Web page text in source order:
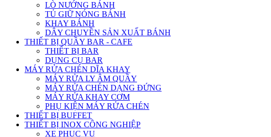
LÒ NƯỚNG BÁNH
TỦ GIỮ NÓNG BÁNH
KHAY BÁNH
DÂY CHUYỀN SẢN XUẤT BÁNH
THIẾT BỊ QUẦY BAR - CAFE
THIẾT BỊ BAR
DỤNG CỤ BAR
MÁY RỬA CHÉN DĨA KHAY
MÁY RỬA LY ÂM QUẦY
MÁY RỬA CHÉN DẠNG ĐỨNG
MÁY RỬA KHAY CƠM
PHỤ KIỆN MÁY RỬA CHÉN
THIẾT BỊ BUFFET
THIẾT BỊ INOX CÔNG NGHIỆP
XE PHỤC VỤ